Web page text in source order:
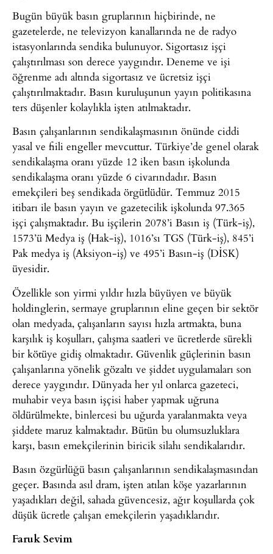
Bugün büyük basın gruplarının hiçbirinde, ne
gazetelerde, ne televizyon kanallarında ne de radyo
istasyonlarında sendika bulunuyor. Sigortasız işçi
çalıştırılması son derece yaygındır. Deneme ve işi
öğrenme adı altında sigortasız ve ücretsiz işçi
çalıştırılmaktadır. Basın kuruluşunun yayın politikasına
ters düşenler kolaylıkla işten atılmaktadır.
Basın çalışanlarının sendikalaşmasının önünde ciddi
yasal ve fiili engeller mevcuttur. Türkiye’de genel olarak
sendikalaşma oranı yüzde 12 iken basın işkolunda
sendikalaşma oranı yüzde 6 civarındadır. Basın
emekçileri beş sendikada örgütlüdür. Temmuz 2015
itibarı ile basın yayın ve gazetecilik işkolunda 97.365
işçi çalışmaktadır. Bu işçilerin 2078’i Basın iş (Türk-iş),
1573’ü Medya iş (Hak-iş), 1016’sı TGS (Türk-iş), 845’i
Pak medya iş (Aksiyon-iş) ve 495’i Basın-iş (DİSK)
üyesidir.
Özellikle son yirmi yıldır hızla büyüyen ve büyük
holdinglerin, sermaye gruplarının eline geçen bir sektör
olan medyada, çalışanların sayısı hızla artmakta, buna
karşılık iş koşulları, çalışma saatleri ve ücretlerde sürekli
bir kötüye gidiş olmaktadır. Güvenlik güçlerinin basın
çalışanlarına yönelik gözaltı ve şiddet uygulamaları son
derece yaygındır. Dünyada her yıl onlarca gazeteci,
muhabir veya basın işçisi haber yapmak uğruna
öldürülmekte, binlercesi bu uğurda yaralanmakta veya
şiddete maruz kalmaktadır. Bütün bu olumsuzluklara
karşı, basın emekçilerinin biricik silahı sendikalarıdır.
Basın özgürlüğü basın çalışanlarının sendikalaşmasından
geçer. Basında asıl dram, işten atılan köşe yazarlarının
yaşadıkları değil, sahada güvencesiz, ağır koşullarda çok
düşük ücretle çalışan emekçilerin yaşadıklarıdır.
Faruk Sevim